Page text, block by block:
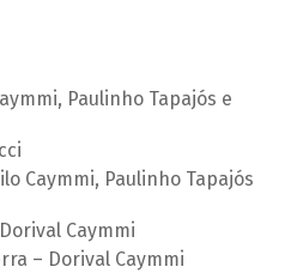
Paulinho Tapajós e
Caymmi, Paulinho Tapajós
Caymmi
– Dorival Caymmi